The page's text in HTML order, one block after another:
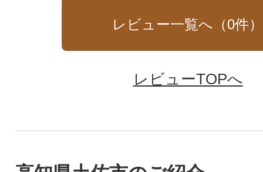
レビュー一覧へ（0件）
レビューTOPへ